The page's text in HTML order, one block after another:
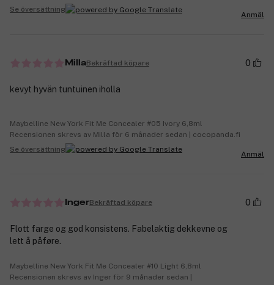
Se översättning
Anmäl
MillaBekräftad köpare 0
kevyt hyvän tuntuinen iholla
Maybelline New York Fit Me Concealer #05 Ivory 6,8ml
Recensionen skrevs av Milla för 6 månader sedan | cocopanda.fi
Se översättning
Anmäl
IngerBekräftad köpare 0
Flott farge og god konsistens. Fabelaktig dekkevne og
lett å påføre.
Maybelline New York Fit Me Concealer #10 Light 6,8ml
Recensionen skrevs av Inger för 9 månader sedan |